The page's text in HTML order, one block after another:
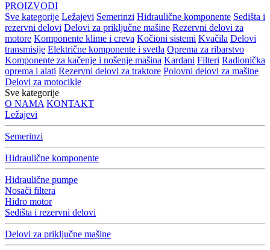
PROIZVODI
Sve kategorije Ležajevi Semerinzi Hidraulične komponente Sedišta i
rezervni delovi Delovi za priključne mašine Rezervni delovi za
motore Komponente klime i creva Kočioni sistemi Kvačila Delovi
transmisije Električne komponente i svetla Oprema za ribarstvo
Komponente za kačenje i nošenje mašina Kardani Filteri Radionička
oprema i alati Rezervni delovi za traktore Polovni delovi za mašine
Delovi za motocikle
Sve kategorije
O NAMA KONTAKT
Ležajevi
Semerinzi
Hidraulične komponente
Hidraulične pumpe
Nosači filtera
Hidro motor
Sedišta i rezervni delovi
Delovi za priključne mašine